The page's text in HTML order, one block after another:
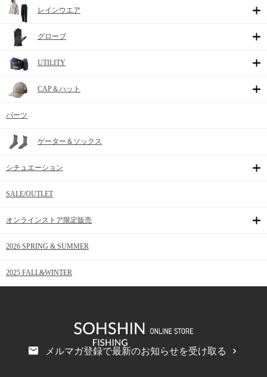
レインウエア
グローブ
UTILITY
CAP＆ハット
パーツ
ゲーター＆ソックス
シチュエーション
SALE/OUTLET
オンラインストア限定販売
2026 SPRING & SUMMER
2025 FALL&WINTER
メルマガ登録で最新のお知らせを受け取る